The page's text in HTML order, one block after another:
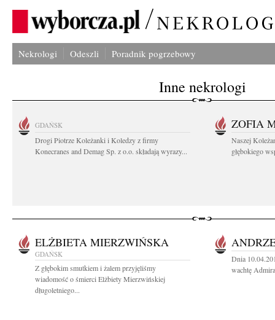
Nekrologi Odeszli Poradnik pogrzebowy
Inne nekrologi
GDAŃSK
Drogi Piotrze Koleżanki i Koledzy z firmy
Konecranes and Demag Sp. z o.o. składają wyrazy...
ZOFIA
Naszej
głębokiego
ELŻBIETA MIERZWIŃSKA
GDAŃSK
Z głębokim smutkiem i żalem przyjęliśmy
wiadomość o śmierci Elżbiety Mierzwińskiej
długoletniego...
Dnia
wachtę